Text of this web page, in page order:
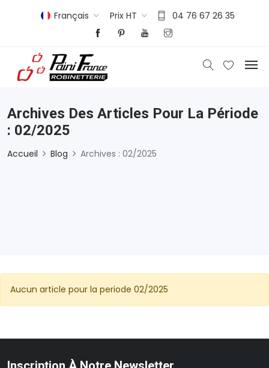
Français Prix HT 04 76 67 26 35
Archives Des Articles Pour La Période
: 02/2025
Accueil Blog Archives : 02/2025
Aucun article pour la periode 02/2025